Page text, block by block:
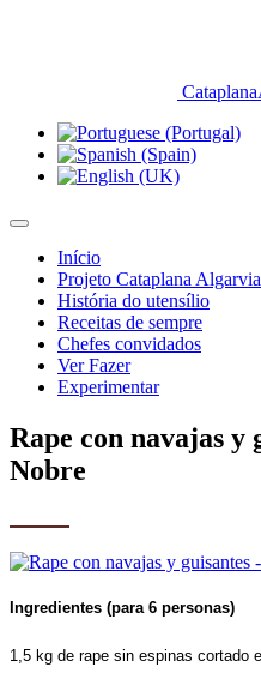
Início
Projeto Cataplana Algarvia
História do utensílio
Receitas de sempre
Chefes convidados
Ver Fazer
Experimentar
Rape con navajas y
Nobre
Ingredientes (para 6 personas)
1,5 kg de rape sin espinas cortado